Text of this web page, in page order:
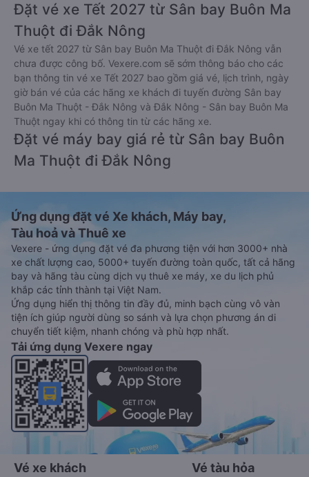
Đặt vé xe Tết 2027 từ Sân bay Buôn Ma
Thuột đi Đắk Nông
Vé xe tết 2027 từ Sân bay Buôn Ma Thuột đi Đắk Nông vẫn
chưa được công bố. Vexere.com sẽ sớm thông báo cho các
bạn thông tin vé xe Tết 2027 bao gồm giá vé, lịch trình, ngày
giờ bán vé của các hãng xe khách đi tuyến đường Sân bay
Buôn Ma Thuột - Đắk Nông và Đắk Nông - Sân bay Buôn Ma
Thuột ngay khi có thông tin từ các hãng xe.
Đặt vé máy bay giá rẻ từ Sân bay Buôn
Ma Thuột đi Đắk Nông
Ứng dụng đặt vé Xe khách, Máy bay,
Tàu hoả và Thuê xe
Vexere - ứng dụng đặt vé đa phương tiện với hơn 3000+ nhà
xe chất lượng cao, 5000+ tuyến đường toàn quốc, tất cả hãng
bay và hãng tàu cùng dịch vụ thuê xe máy, xe du lịch phủ
khắp các tỉnh thành tại Việt Nam.
Ứng dụng hiển thị thông tin đầy đủ, minh bạch cùng vô vàn
tiện ích giúp người dùng so sánh và lựa chọn phương án di
chuyển tiết kiệm, nhanh chóng và phù hợp nhất.
Tải ứng dụng Vexere ngay
Vé xe khách Vé tàu hỏa